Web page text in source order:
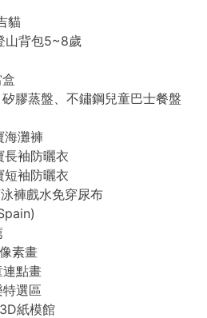
貓
山背包5~8歲
膠蒸盤、不鏽鋼兒童巴士餐盤
海灘褲
袖防曬衣
袖防曬衣
褲戲水免穿尿布
素畫
點畫
選區
紙模館